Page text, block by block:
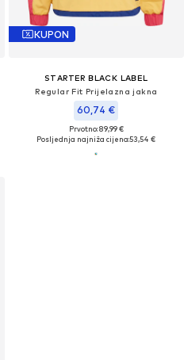
KUPON
STARTER BLACK LABEL
Regular Fit Prijelazna jakna
60,74 €
Prvotno: 89,99 €
Posljednja najniža cijena:53,54 €